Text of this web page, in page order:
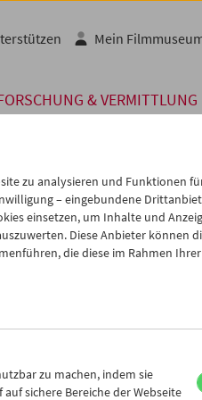
& VERMITTLUNG
Mein
Seite
falsche oder veraltete URL
zu analysieren und Funktionen
– eingebundene
einsetzen, um Inhalte und
Diese Anbieter können
die diese im Rahmen
zu machen, indem sie
sichere Bereiche der Webseite